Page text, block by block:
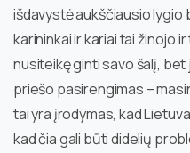
išdavystė aukščiausio lygio
karininkai ir kariai tai žinojo
nusiteikę ginti savo šalį,
priešo pasirengimas –
tai yra įrodymas, kad
kad čia gali būti didelių